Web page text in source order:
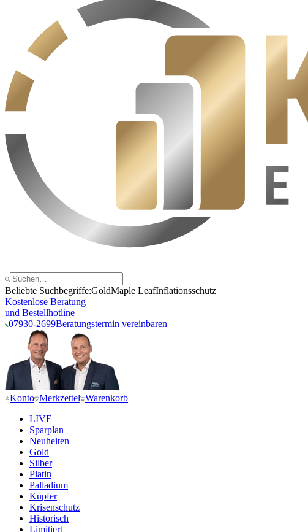
Beliebte Suchbegriffe:GoldMaple LeafInflationsschutz
Kostenlose Beratung
und Bestellhotline
07930-2699Beratungstermin vereinbaren
Konto Merkzettel Warenkorb
LIVE
Sparplan
Neuheiten
Gold
Silber
Platin
Palladium
Kupfer
Krisenschutz
Historisch
Limitiert